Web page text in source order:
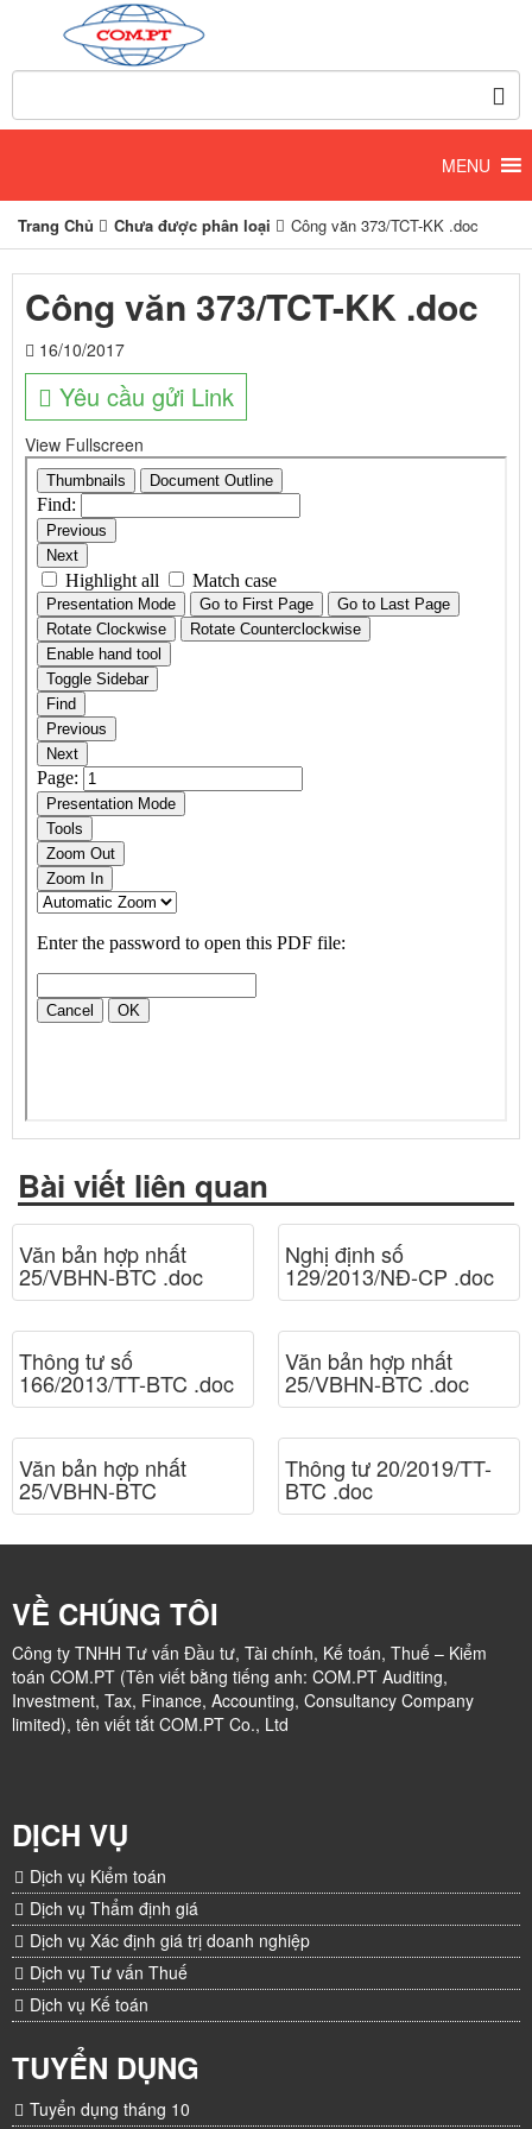
Trang Chủ Chưa được phân loại Công văn 373/TCT-KK .doc
Công văn 373/TCT-KK .doc
16/10/2017
Yêu cầu gửi Link
View Fullscreen
Bài viết liên quan
Văn bản hợp nhất
25/VBHN-BTC .doc
Nghị định số
129/2013/NĐ-CP .doc
Thông tư số
166/2013/TT-BTC .doc
Văn bản hợp nhất
25/VBHN-BTC .doc
Văn bản hợp nhất
25/VBHN-BTC
Thông tư 20/2019/TT-
BTC .doc
VỀ CHÚNG TÔI
Công ty TNHH Tư vấn Đầu tư, Tài chính, Kế toán, Thuế – Kiểm
toán COM.PT (Tên viết bằng tiếng anh: COM.PT Auditing,
Investment, Tax, Finance, Accounting, Consultancy Company
limited), tên viết tắt COM.PT Co., Ltd
DỊCH VỤ
Dịch vụ Kiểm toán
Dịch vụ Thẩm định giá
Dịch vụ Xác định giá trị doanh nghiệp
Dịch vụ Tư vấn Thuế
Dịch vụ Kế toán
TUYỂN DỤNG
Tuyển dụng tháng 10